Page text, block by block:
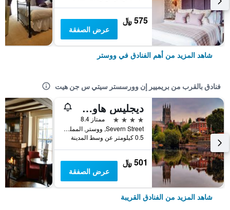
575 ﷼
عرض الصفقة
شاهد المزيد من أهم الفنادق في ووستر
فنادق بالقرب من بريميير إن وورسستر سيتي س جن هيت
ديجليس هاوس هوتل
4 نجوم
ممتاز 8.4
Severn Street, ووستر, المملكة المتحدة
0.5 كيلومتر عن وسط المدينة
501 ﷼
عرض الصفقة
شاهد المزيد من الفنادق القريبة